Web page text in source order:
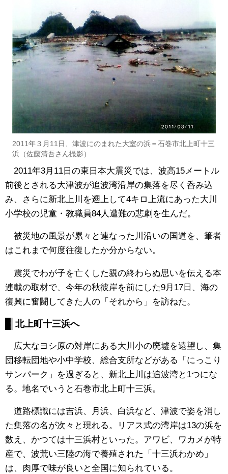
2011年３月11日、津波にのまれた大室の浜＝石巻市北上町十三
浜（佐藤清吾さん撮影）
2011年3月11日の東日本大震災では、波高15メートル
前後とされる大津波が追波湾沿岸の集落を尽く呑み込
み、さらに新北上川を遡上して4キロ上流にあった大川
小学校の児童・教職員84人遭難の悲劇を生んだ。
被災地の風景が累々と連なった川沿いの国道を、筆者
はこれまで何度往復したか分からない。
震災でわが子を亡くした親の終わらぬ思いを伝える本
連載の取材で、今年の秋彼岸を前にした9月17日、海の
復興に奮闘してきた人の「それから」を訪ねた。
北上町十三浜へ
広大なヨシ原の対岸にある大川小の廃墟を遠望し、集
団移転団地や小中学校、総合支所などがある「にっこり
サンパーク」を過ぎると、新北上川は追波湾と1つにな
る。地名でいうと石巻市北上町十三浜。
道路標識には吉浜、月浜、白浜など、津波で姿を消し
た集落の名が次々と現れる。リアス式の湾岸は13の浜を
数え、かつては十三浜村といった。アワビ、ワカメが特
産で、波荒い三陸の海で養殖された「十三浜わかめ」
は、肉厚で味が良いと全国に知られている。